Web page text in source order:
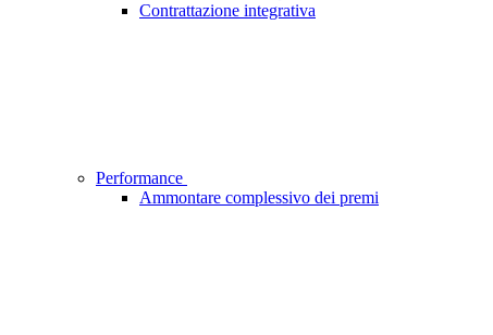
Contrattazione integrativa
Performance
Ammontare complessivo dei premi